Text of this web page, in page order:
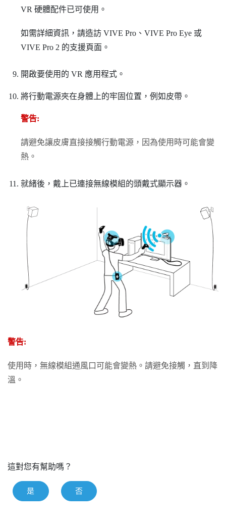
VR 硬體配件已可使用。
如需詳細資訊，請造訪 VIVE Pro、 VIVE Pro Eye或
VIVE Pro 2 的支援頁面。
開啟要使用的 VR 應用程式。
將行動電源夾在身體上的牢固位置，例如皮帶。
警告:
請避免讓皮膚直接接觸行動電源，因為使用時可能會變
熱。
就緒後，戴上已連接無線模組的頭戴式顯示器。
警告:
使用時，無線模組通風口可能會變熱。請避免接觸，直到降
溫。
這對您有幫助嗎？
是 否